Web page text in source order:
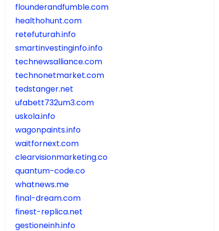
flounderandfumble.com
healthohunt.com
retefuturah.info
smartinvestinginfo.info
technewsalliance.com
technonetmarket.com
tedstanger.net
ufabett732um3.com
uskola.info
wagonpaints.info
waitfornext.com
clearvisionmarketing.co
quantum-code.co
whatnews.me
final-dream.com
finest-replica.net
gestioneinh.info